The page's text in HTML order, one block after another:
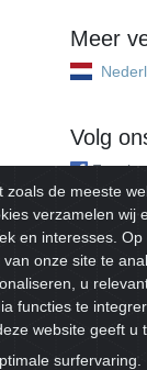
Meer
Volg
Alle rechten
zoals de meeste
verzamelen wij
en interesses.
onze site te
u
functies te
website geeft u
surfervaring.